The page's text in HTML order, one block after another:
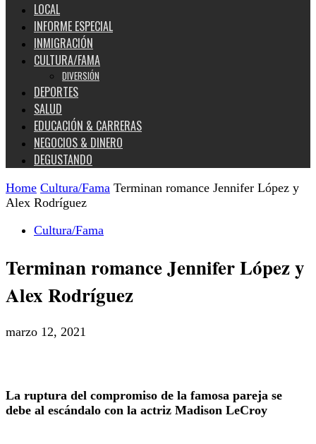
LOCAL
INFORME ESPECIAL
INMIGRACIÓN
CULTURA/FAMA
DIVERSIÓN
DEPORTES
SALUD
EDUCACIÓN & CARRERAS
NEGOCIOS & DINERO
DEGUSTANDO
Home Cultura/Fama Terminan romance Jennifer López y
Alex Rodríguez
Cultura/Fama
Terminan romance Jennifer López y
Alex Rodríguez
marzo 12, 2021
La ruptura del compromiso de la famosa pareja se
debe al escándalo con la actriz Madison LeCroy